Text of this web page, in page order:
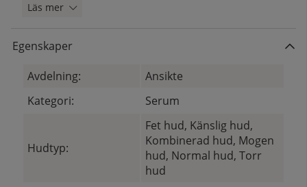
Läs mer
Egenskaper
Avdelning:
Ansikte
Kategori:
Serum
Hudtyp:
Fet hud, Känslig hud,
Kombinerad hud, Mogen
hud, Normal hud, Torr
hud